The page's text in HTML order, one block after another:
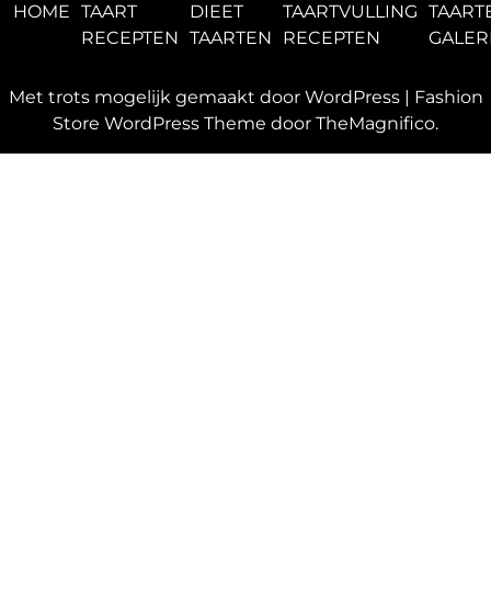
HOME TAART
RECEPTEN
DIEET
TAARTEN
TAARTVULLING
RECEPTEN
Met trots mogelijk gemaakt door WordPress | Fashion
Store WordPress Theme door TheMagnifico.